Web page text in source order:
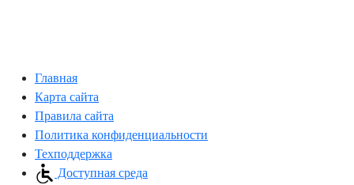
Главная
Карта сайта
Правила сайта
Политика конфиденциальности
Техподдержка
Доступная среда